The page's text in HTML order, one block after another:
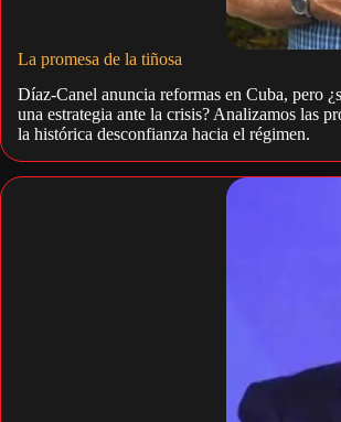
La promesa de la tiñosa
Díaz-Canel anuncia reformas en Cuba, pero
una estrategia ante la crisis? Analizamos las
la histórica desconfianza hacia el régimen.